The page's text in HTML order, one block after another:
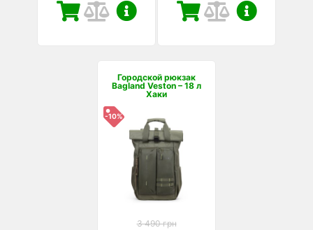
Городской рюкзак
Bagland Veston – 18 л
Хаки
-10%
3 490 грн